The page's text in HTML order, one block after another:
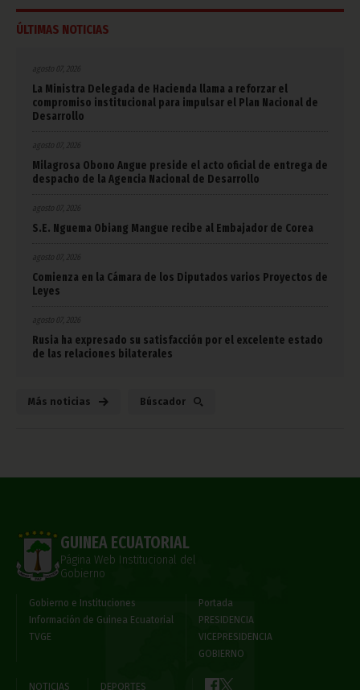
ÚLTIMAS NOTICIAS
agosto 07, 2026
La Ministra Delegada de Hacienda llama a reforzar el
compromiso institucional para impulsar el Plan Nacional de
Desarrollo
agosto 07, 2026
Milagrosa Obono Angue preside el acto oficial de entrega de
despacho de la Agencia Nacional de Desarrollo
agosto 07, 2026
S.E. Nguema Obiang Mangue recibe al Embajador de Corea
agosto 07, 2026
Comienza en la Cámara de los Diputados varios Proyectos de
Leyes
agosto 07, 2026
Rusia ha expresado su satisfacción por el excelente estado
de las relaciones bilaterales
Más noticias Búscador
GUINEA ECUATORIAL
Página Web Institucional del
Gobierno
Gobierno e Instituciones
Información de Guinea Ecuatorial
TVGE
Portada
PRESIDENCIA
VICEPRESIDENCIA
GOBIERNO
NOTICIAS DEPORTES